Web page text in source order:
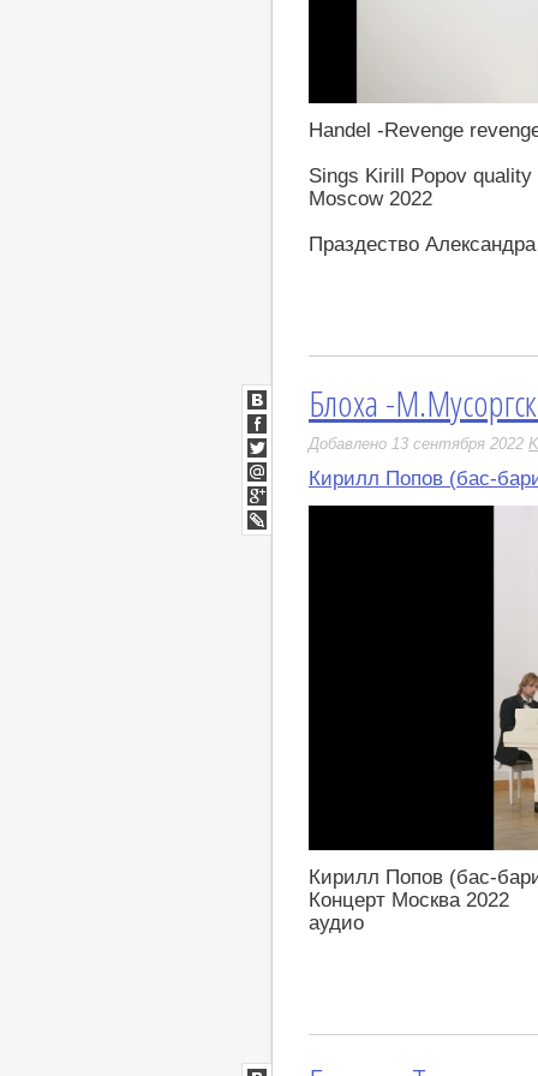
Handel -Revenge
Sings Kirill Popov
Moscow 2022
Праздество Александра
Блоха -
Добавлено 13 сентября 2022
Кирилл Попов (бас-
Кирилл Попов (бас-
Концерт Москва 2022
аудио
ВКонтакте
Facebook
Twitter
Мой
Мир
Google+
LiveJournal